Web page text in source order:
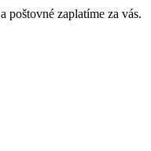
a poštovné zaplatíme za vás.